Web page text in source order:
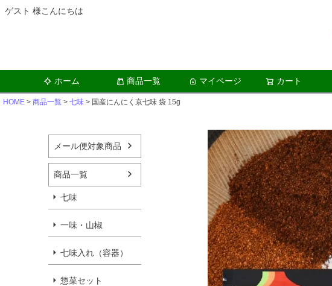
ゲスト 様こんにちは
ホーム 商品一覧 マイページ カート
HOME 商品一覧 七味 国産にんにく京七味 袋 15g
メール便対象商品
商品一覧
七味
一味・山椒
七味入れ（容器）
惣菜セット